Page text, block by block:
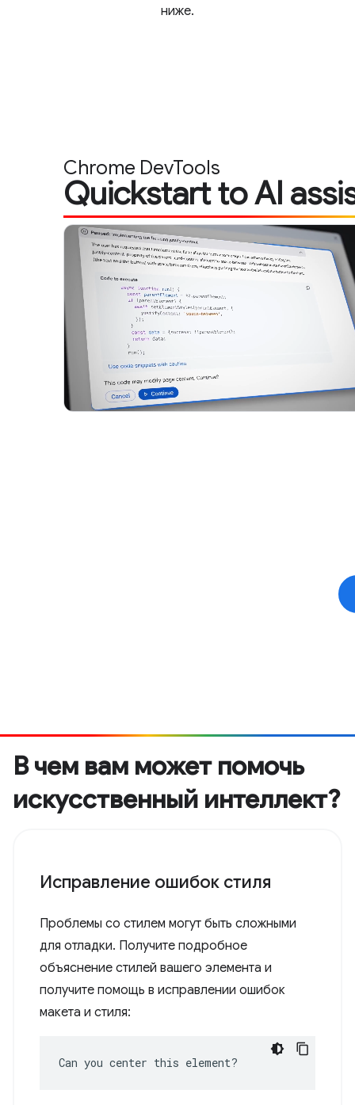
ниже.
В чем вам может помочь
искусственный интеллект?
Исправление ошибок стиля
Проблемы со стилем могут быть сложными
для отладки. Получите подробное
объяснение стилей вашего элемента и
получите помощь в исправлении ошибок
макета и стиля:
Can you center this element?